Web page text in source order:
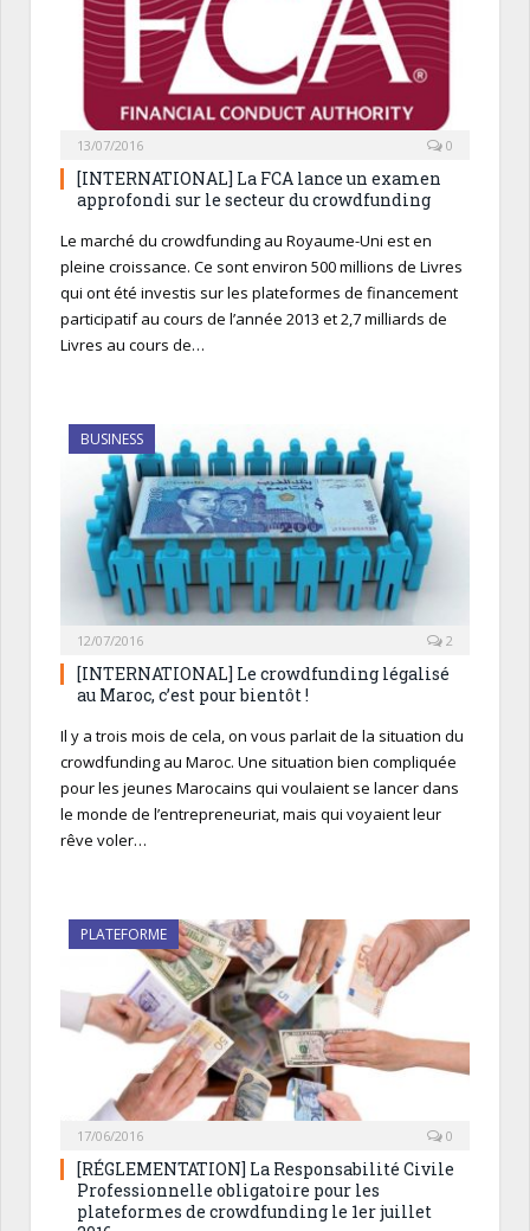
13/07/2016 0
[INTERNATIONAL] La FCA lance un examen
approfondi sur le secteur du crowdfunding
Le marché du crowdfunding au Royaume-Uni est en
pleine croissance. Ce sont environ 500 millions de Livres
qui ont été investis sur les plateformes de financement
participatif au cours de l’année 2013 et 2,7 milliards de
Livres au cours de…
BUSINESS
12/07/2016 2
[INTERNATIONAL] Le crowdfunding légalisé
au Maroc, c’est pour bientôt !
Il y a trois mois de cela, on vous parlait de la situation du
crowdfunding au Maroc. Une situation bien compliquée
pour les jeunes Marocains qui voulaient se lancer dans
le monde de l’entrepreneuriat, mais qui voyaient leur
rêve voler…
PLATEFORME
17/06/2016 0
[RÉGLEMENTATION] La Responsabilité Civile
Professionnelle obligatoire pour les
plateformes de crowdfunding le 1er juillet